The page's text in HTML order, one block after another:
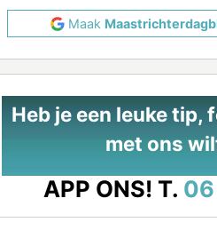
Maak
Heb je een leuke tip,
met ons
APP ONS! T. 06